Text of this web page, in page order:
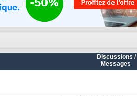
Discussions /
Messages